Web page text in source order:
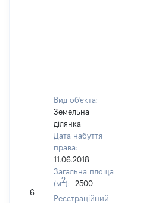
6
Вид об'єкта:
Земельна
ділянка
Дата набуття
права:
11.06.2018
Загальна площа
(м2):
2500
Реєстраційний